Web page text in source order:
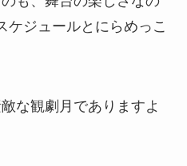
ケジュールとにらめっこ
な観劇月でありますよ